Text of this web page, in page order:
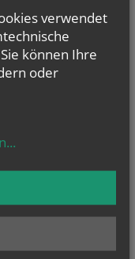
verwendet
können Ihre
oder
...